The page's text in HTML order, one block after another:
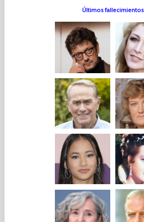
Últimos fallecimientos